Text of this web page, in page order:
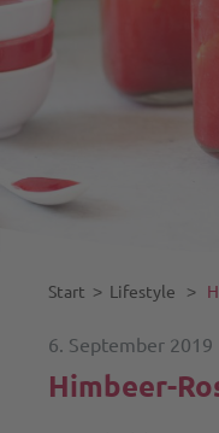
Start ˃ Lifestyle ˃
6. September 2019
Himbeer-